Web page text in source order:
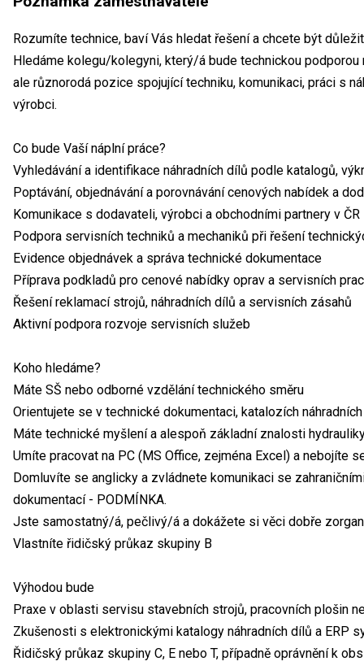
Rozumíte technice, baví Vás hledat řešení a chcete být
Hledáme kolegu/kolegyni, který/á bude technickou podporou
ale různorodá pozice spojující techniku, komunikaci, práci s
výrobci.
Co bude Vaší náplní práce?
Vyhledávání a identifikace náhradních dílů podle katalogů,
Poptávání, objednávání a porovnávání cenových nabídek a
Komunikace s dodavateli, výrobci a obchodními partnery v ČR
Podpora servisních techniků a mechaniků při řešení
Evidence objednávek a správa technické dokumentace
Příprava podkladů pro cenové nabídky oprav a servisních
Řešení reklamací strojů, náhradních dílů a servisních zásahů
Aktivní podpora rozvoje servisních služeb
Koho hledáme?
Máte SŠ nebo odborné vzdělání technického směru
Orientujete se v technické dokumentaci, katalozích
Máte technické myšlení a alespoň základní znalosti
Umíte pracovat na PC (MS Office, zejména Excel) a nebojíte
Domluvíte se anglicky a zvládnete komunikaci se
dokumentací - PODMÍNKA.
Jste samostatný/á, pečlivý/á a dokážete si věci dobře
Vlastníte řidičský průkaz skupiny B
Výhodou bude
Praxe v oblasti servisu stavebních strojů, pracovních plošin
Zkušenosti s elektronickými katalogy náhradních dílů a ERP
Řidičský průkaz skupiny C, E nebo T, případně oprávnění k